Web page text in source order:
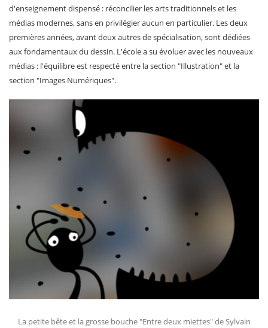
d'enseignement dispensé : réconcilier les arts traditionnels et les
médias modernes, sans en privilégier aucun en particulier. Les deux
premières années, avant deux autres de spécialisation, sont dédiées
aux fondamentaux du dessin. L'école a su évoluer avec les nouveaux
médias : l'équilibre est respecté entre la section "Illustration" et la
section "Images Numériques".
La petite bête et la grosse bouche "Entre deux miettes" de Sylvain